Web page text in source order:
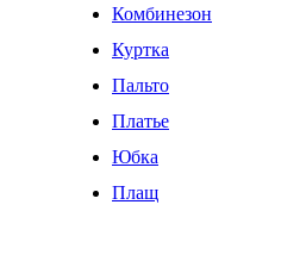
Комбинезон
Куртка
Пальто
Платье
Юбка
Плащ